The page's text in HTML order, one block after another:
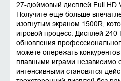
27-дюймовый дисплей Full HD
Получите еще больше
изогнутым экраном 1500R,
игровой процесс. Дисплей 240
обновления
можете опережать
плавными играми независимо
интенсивными становятся